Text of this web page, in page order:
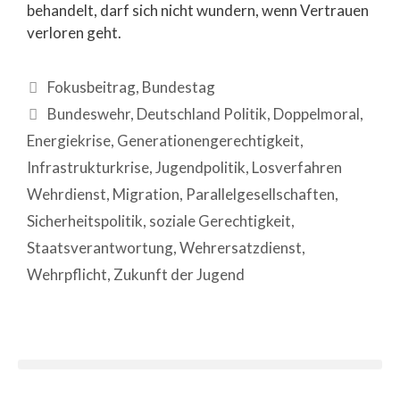
behandelt, darf sich nicht wundern, wenn Vertrauen
verloren geht.
Fokusbeitrag, Bundestag
Bundeswehr, Deutschland Politik, Doppelmoral,
Energiekrise, Generationengerechtigkeit,
Infrastrukturkrise,Jugendpolitik, Losverfahren
Wehrdienst, Migration, Parallelgesellschaften,
Sicherheitspolitik, soziale Gerechtigkeit,
Staatsverantwortung,Wehrersatzdienst,
Wehrpflicht, Zukunft der Jugend